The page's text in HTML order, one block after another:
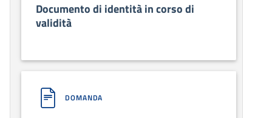
Documento di identità in corso di
validità
DOMANDA